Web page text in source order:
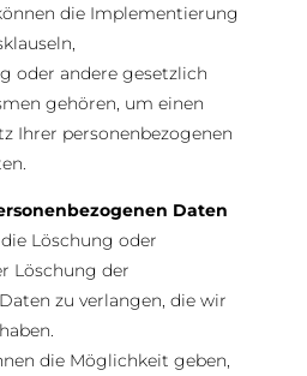
die Implementierung
oder andere gesetzlich
gehören, um einen
Ihrer personenbezogenen
Daten
Löschung oder
Löschung der
zu verlangen, die wir
die Möglichkeit geben,